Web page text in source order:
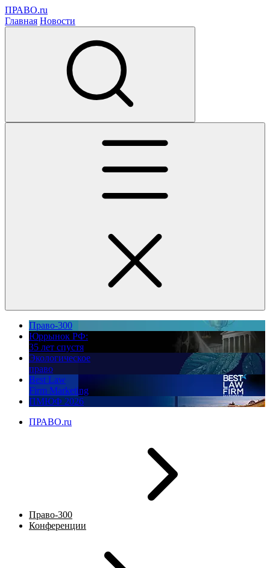
ПРАВО.ru
Главная Новости
Право-300
Юррынок РФ:
35 лет спустя
Экологическое
право
Best Law
Firm Marketing
ПМЮФ 2026
ПРАВО.ru
Право-300
Конференции